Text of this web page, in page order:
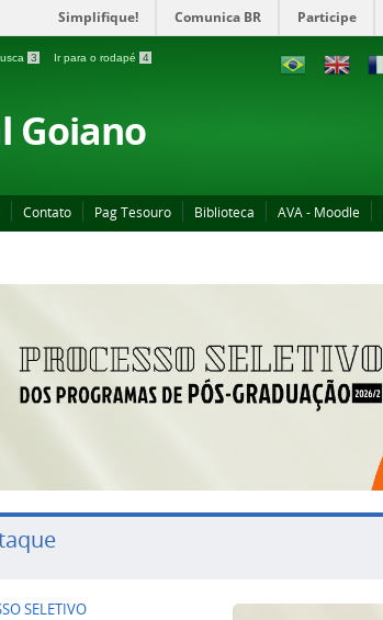
Simplifique! Comunica BR Participe
3 Ir para o rodapé 4
Goiano
Contato Pag Tesouro Biblioteca AVA - Moodle
SELETIVO